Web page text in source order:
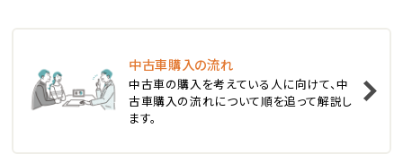
1位
中古車購入の流れ
中古車の購入を考えている人に向けて、中
古車購入の流れについて順を追って解説し
ます。